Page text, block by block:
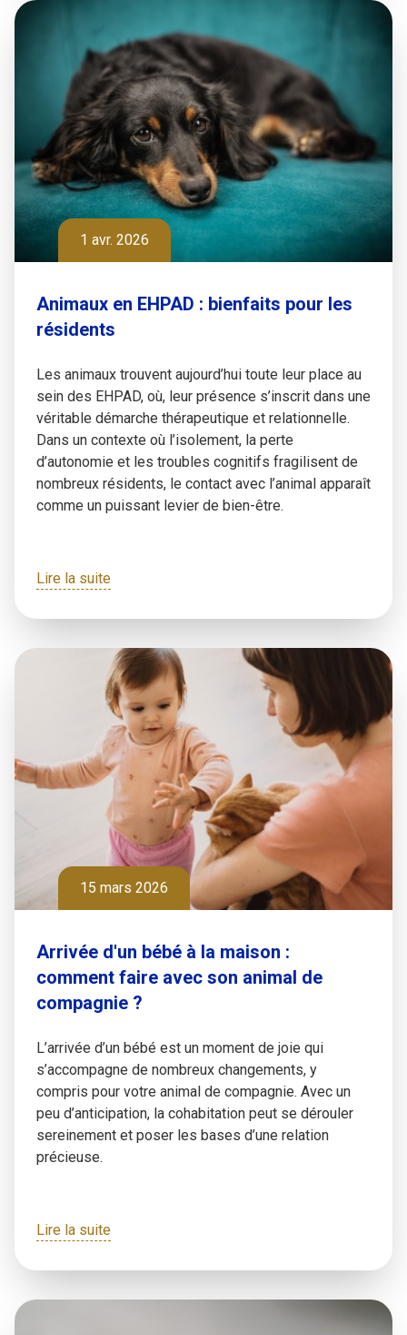
1 avr. 2026
Animaux en EHPAD : bienfaits pour les
résidents
Les animaux trouvent aujourd’hui toute leur place au
sein des EHPAD, où, leur présence s’inscrit dans une
véritable démarche thérapeutique et relationnelle.
Dans un contexte où l’isolement, la perte
d’autonomie et les troubles cognitifs fragilisent de
nombreux résidents, le contact avec l’animal apparaît
comme un puissant levier de bien-être.
Lire la suite
15 mars 2026
Arrivée d'un bébé à la maison :
comment faire avec son animal de
compagnie ?
L’arrivée d’un bébé est un moment de joie qui
s’accompagne de nombreux changements, y
compris pour votre animal de compagnie. Avec un
peu d’anticipation, la cohabitation peut se dérouler
sereinement et poser les bases d’une relation
précieuse.
Lire la suite